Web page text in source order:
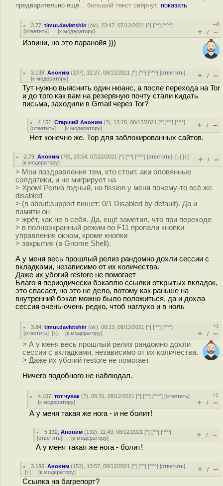
предварительно еще... большой текст свёрнут, показать
3.77 ,timur.davletshin (ok), 23:47, 07/12/2021 [^] [^^] [^^^]
[ответить] [к модератору]
–4
+ / –
Извини, но это паранойя )))
3.138 ,Аноним (137), 12:27, 08/12/2021 [^] [^^] [^^^] [ответить]
[к модератору] + / –
Тут нужно выяснить один нюанс, а после перехода на Tor
и до того как вам на резервную почту стали кидать
письма, заходили в Gmail через Tor?
4.151 ,Старший Аноним (?), 13:28, 08/12/2021 [^] [^^] [^^^]
[ответить] [к модератору] + / –
Нет конечно же. Тор для заблокированных сайтов.
2.79 ,Аноним (79), 23:54, 07/12/2021 [^] [^^] [^^^] [ответить][↓] [↑]
[к модератору] + / –
> Мои поздравления тем, кто стоит, аки оловянные
солдатики, и не мигрирует на
> Хром! Релиз годный, но fission у меня почему-то всё же
disabled
> (в about:support пишет: 0/1 Disabled by default). Да и
памяти он
> жрёт, как не в себя. Да, ещё заметил, что при переходе
> в полноэкранный режим по F11 пропали кнопки
управления окном, кроме кнопки
> закрытия (в Gnome Shell).
А у меня весь прошлый релиз рандомно дохли сессии с
вкладками, независимо от их количества.
Даже их убогий restore не помогает
Благо я периодически бэкаплю ссылки открытых вкладок,
это спасает, но это не дело, потому как раньше на
внутренний бэкап можно было положиться, да и дохла
сессия очень-очень редко, чтоб наглухо и в ноль
3.84 ,timur.davletshin (ok), 00:13, 08/12/2021 [^] [^^] [^^^]
[ответить] [↓] [к модератору]
+1
+ / –
> А у меня весь прошлый релиз рандомно дохли
сессии с вкладками, независимо от их количества.
> Даже их убогий restore не помогает
Ничего подобного не наблюдал.
4.107 ,тот чувак (?), 06:31, 08/12/2021 [^] [^^] [^^^] [ответить]
[к модератору]
+1
+ / –
А у меня такая же нога - и не болит!
5.132 ,Аноним (132), 11:49, 08/12/2021 [^] [^^] [^^^]
[ответить] [к модератору] + / –
А у меня такая же нога - болит!
3.156 ,Аноним (153), 13:57, 08/12/2021 [^] [^^] [^^^] [ответить]
[↑] [к модератору] + / –
Ссылка на багрепорт?